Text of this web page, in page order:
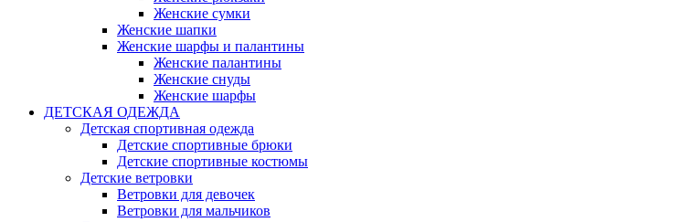
Женские сумки
Женские шапки
Женские шарфы и палантины
Женские палантины
Женские снуды
Женские шарфы
ДЕТСКАЯ ОДЕЖДА
Детская спортивная одежда
Детские спортивные брюки
Детские спортивные костюмы
Детские ветровки
Ветровки для девочек
Ветровки для мальчиков